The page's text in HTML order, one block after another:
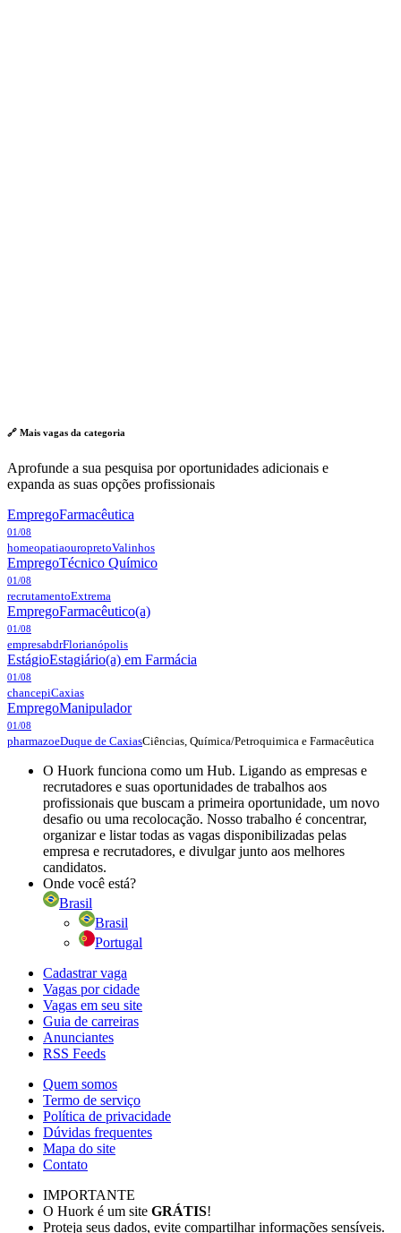
🔗 Mais vagas da categoria
Aprofunde a sua pesquisa por oportunidades adicionais e
expanda as suas opções profissionais
EmpregoFarmacêutica
01/08
homeopatiaouropretoValinhos
EmpregoTécnico Químico
01/08
recrutamentoExtrema
EmpregoFarmacêutico(a)
01/08
empresabdrFlorianópolis
EstágioEstagiário(a) em Farmácia
01/08
chancepiCaxias
EmpregoManipulador
01/08
pharmazoeDuque de CaxiasCiências, Química/Petroquimica e Farmacêutica
O Huork funciona como um Hub. Ligando as empresas e
recrutadores e suas oportunidades de trabalhos aos
profissionais que buscam a primeira oportunidade, um novo
desafio ou uma recolocação. Nosso trabalho é concentrar,
organizar e listar todas as vagas disponibilizadas pelas
empresa e recrutadores, e divulgar junto aos melhores
candidatos.
Onde você está?
Brasil
Brasil
Portugal
Cadastrar vaga
Vagas por cidade
Vagas em seu site
Guia de carreiras
Anunciantes
RSS Feeds
Quem somos
Termo de serviço
Política de privacidade
Dúvidas frequentes
Mapa do site
Contato
IMPORTANTE
O Huork é um site GRÁTIS!
Proteja seus dados, evite compartilhar informações sensíveis.